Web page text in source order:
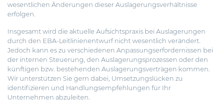
wesentlichen Änderungen dieser Auslagerungsverhältnisse
erfolgen.
Insgesamt wird die aktuelle Aufsichtspraxis bei Auslagerungen
durch den EBA-Leitlinienentwurf nicht wesentlich verändert.
Jedoch kann es zu verschiedenen Anpassungserfordernissen bei
der internen Steuerung, den Auslagerungsprozessen oder den
künftigen bzw. bestehenden Auslagerungsverträgen kommen.
Wir unterstützen Sie gern dabei, Umsetzungslücken zu
identifizieren und Handlungsempfehlungen für Ihr
Unternehmen abzuleiten.